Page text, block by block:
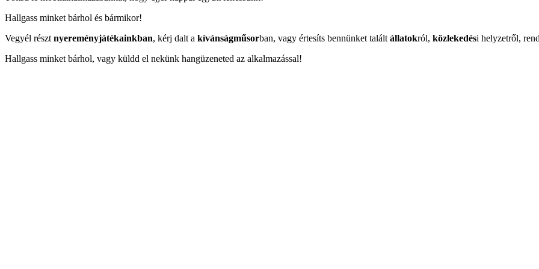
Hallgass minket bárhol és bármikor!
Vegyél részt nyereményjátékainkban, kérj dalt a kívánságműsorban, vagy értesíts bennünket talált állatokról, közlekedési helyzetről,
Hallgass minket bárhol, vagy küldd el nekünk hangüzeneted az alkalmazással!